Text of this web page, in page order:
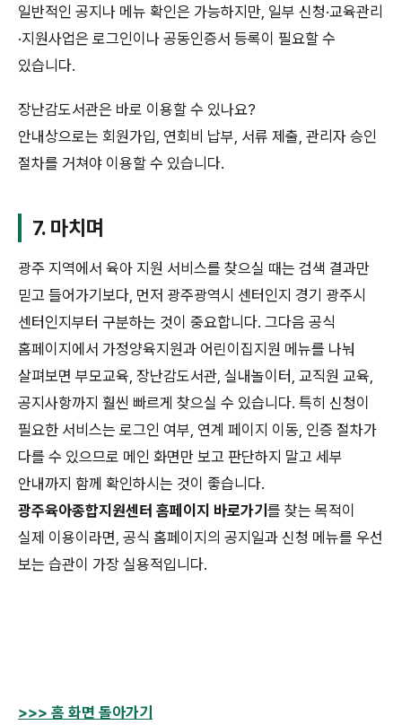
일반적인 공지나 메뉴 확인은 가능하지만, 일부 신청·교육관리
·지원사업은 로그인이나 공동인증서 등록이 필요할 수
있습니다.
장난감도서관은 바로 이용할 수 있나요?
안내상으로는 회원가입, 연회비 납부, 서류 제출, 관리자 승인
절차를 거쳐야 이용할 수 있습니다.
7. 마치며
광주 지역에서 육아 지원 서비스를 찾으실 때는 검색 결과만
믿고 들어가기보다, 먼저 광주광역시 센터인지 경기 광주시
센터인지부터 구분하는 것이 중요합니다. 그다음 공식
홈페이지에서 가정양육지원과 어린이집지원 메뉴를 나눠
살펴보면 부모교육, 장난감도서관, 실내놀이터, 교직원 교육,
공지사항까지 훨씬 빠르게 찾으실 수 있습니다. 특히 신청이
필요한 서비스는 로그인 여부, 연계 페이지 이동, 인증 절차가
다를 수 있으므로 메인 화면만 보고 판단하지 말고 세부
안내까지 함께 확인하시는 것이 좋습니다.
광주육아종합지원센터 홈페이지 바로가기 를 찾는 목적이
실제 이용이라면, 공식 홈페이지의 공지일과 신청 메뉴를 우선
보는 습관이 가장 실용적입니다.
>>> 홈 화면 돌아가기